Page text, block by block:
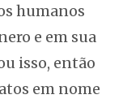
humanos
e em sua
isso, então
em nome